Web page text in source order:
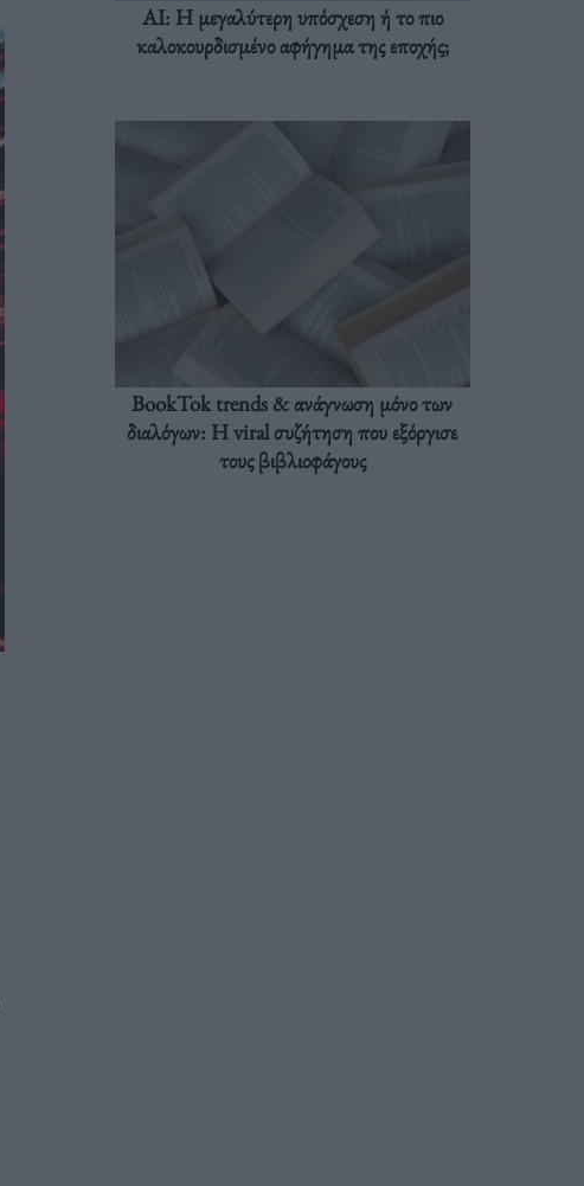
AI: Η μεγαλύτερη υπόσχεση ή το πιο
καλοκουρδισμένο αφήγημα της εποχής;
BookTok trends & ανάγνωση μόνο των
διαλόγων: Η viral συζήτηση που εξόργισε
τους βιβλιοφάγους